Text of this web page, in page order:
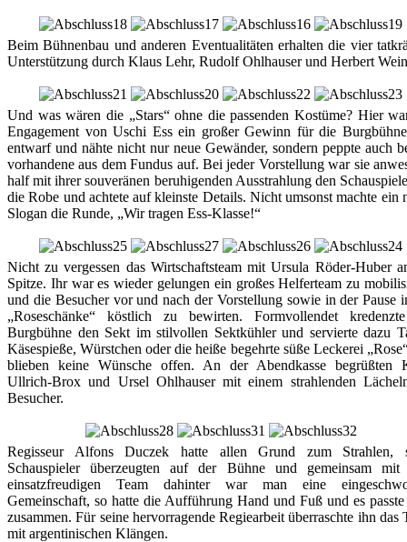
Beim Bühnenbau und anderen Eventualitäten erhalten die vier
Unterstützung durch Klaus Lehr, Rudolf Ohlhauser und Herbert
Und was wären die „Stars“ ohne die passenden Kostüme? Hier
Engagement von Uschi Ess ein großer Gewinn für die
entwarf und nähte nicht nur neue Gewänder, sondern peppte auch
vorhandene aus dem Fundus auf. Bei jeder Vorstellung war sie
half mit ihrer souveränen beruhigenden Ausstrahlung den
die Robe und achtete auf kleinste Details. Nicht umsonst machte ein
Slogan die Runde, „Wir tragen Ess-Klasse!“
Nicht zu vergessen das Wirtschaftsteam mit Ursula Röder-Huber
Spitze. Ihr war es wieder gelungen ein großes Helferteam zu
und die Besucher vor und nach der Vorstellung sowie in der Pause
„Roseschänke“ köstlich zu bewirten. Formvollendet
Burgbühne den Sekt im stilvollen Sektkühler und servierte dazu
Käsespieße, Würstchen oder die heiße begehrte süße Leckerei
blieben keine Wünsche offen. An der Abendkasse begrüßten
Ullrich-Brox und Ursel Ohlhauser mit einem strahlenden
Besucher.
Regisseur Alfons Duczek hatte allen Grund zum Strahlen,
Schauspieler überzeugten auf der Bühne und gemeinsam mit
einsatzfreudigen Team dahinter war man eine
Gemeinschaft, so hatte die Aufführung Hand und Fuß und es passte
zusammen. Für seine hervorragende Regiearbeit überraschte ihn das
mit argentinischen Klängen.